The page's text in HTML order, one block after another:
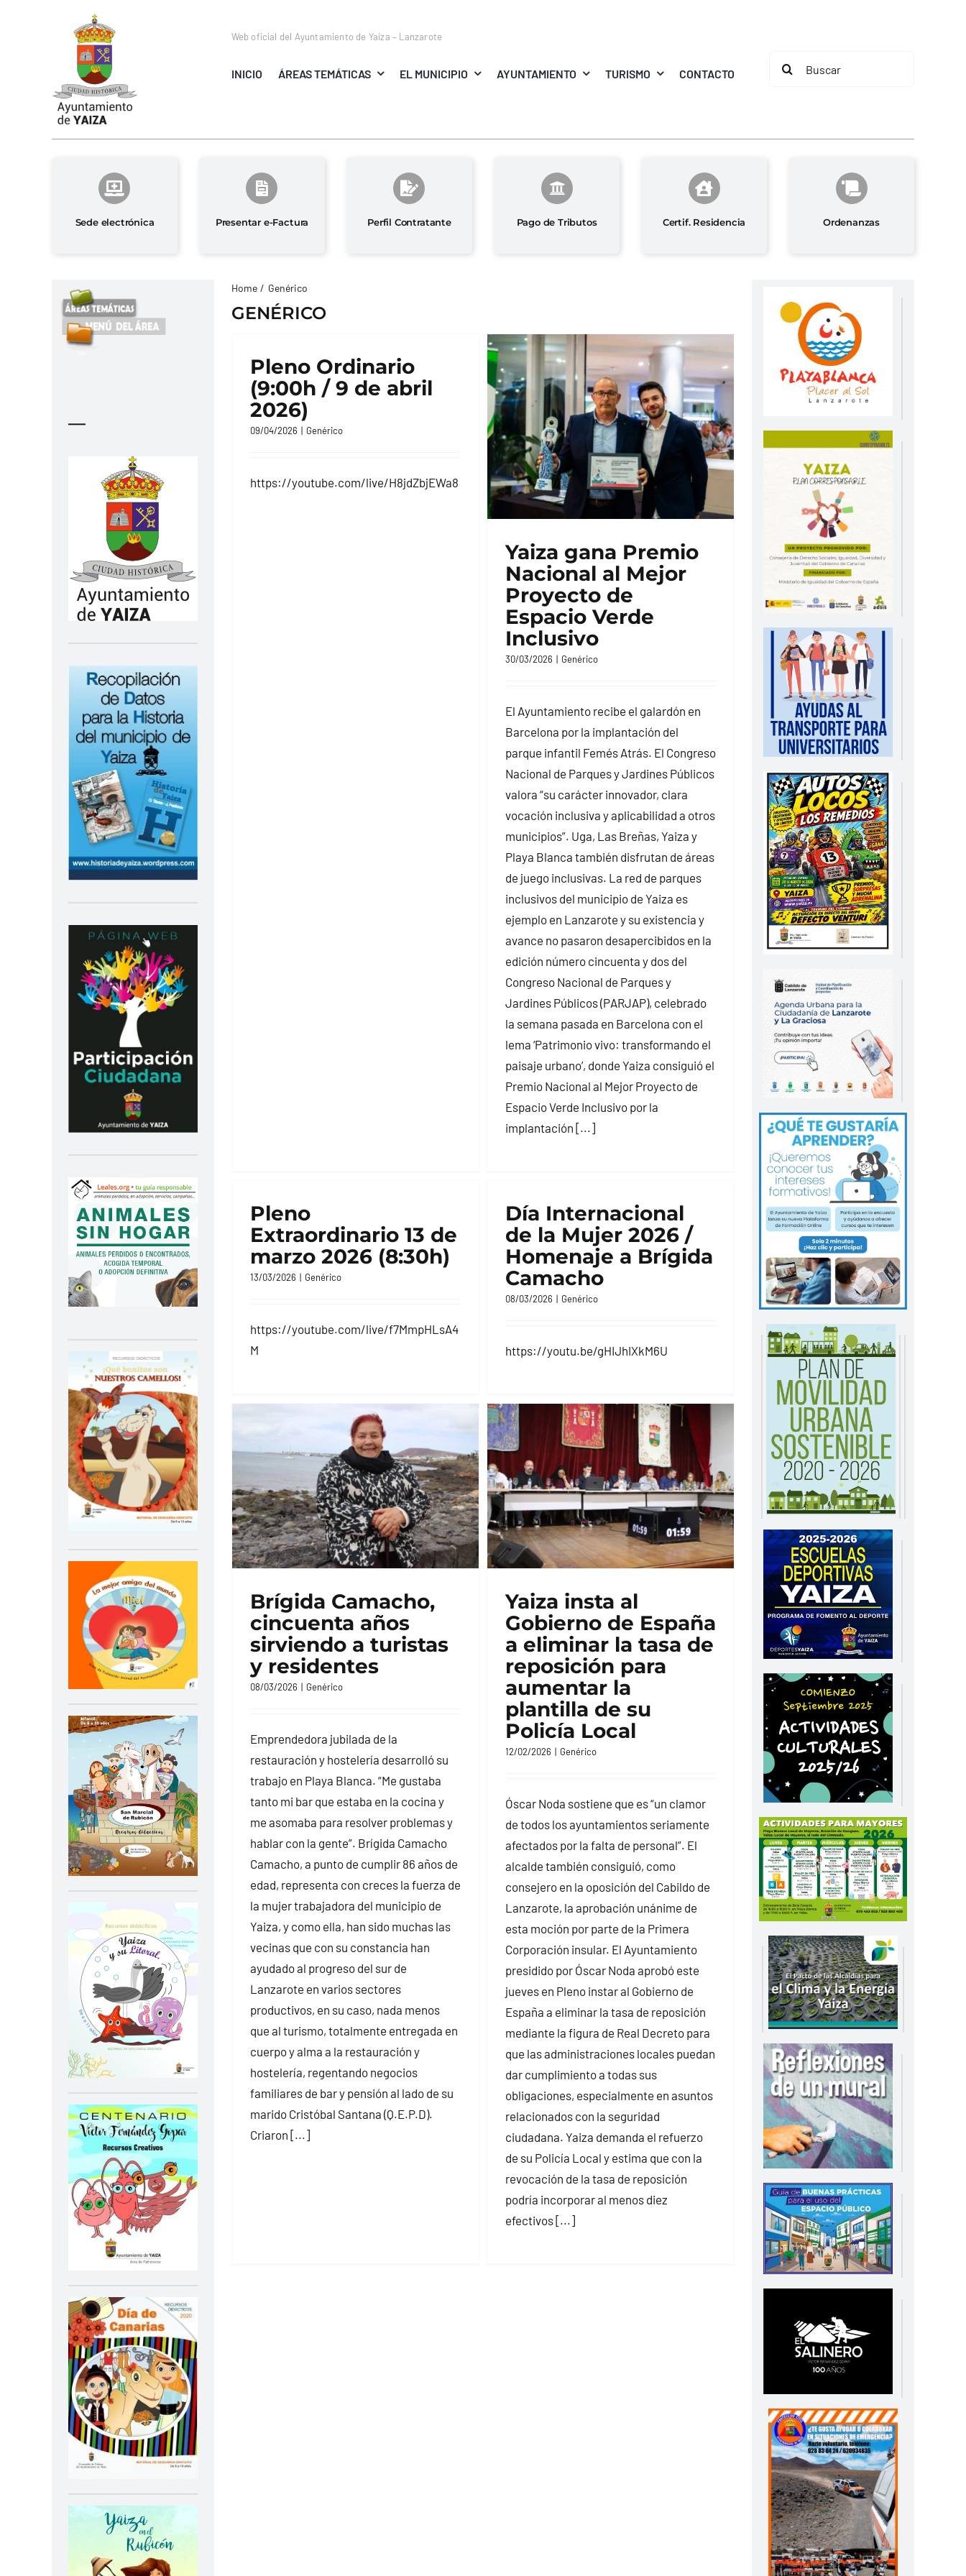
Web oficial del Ayuntamiento de Yaiza – Lanzarote
INICIO ÁREAS TEMÁTICAS EL MUNICIPIO AYUNTAMIENTO TURISMO CONTACTO
Buscar:
Sede electrónica Presentar e-Factura Perfil Contratante Pago de Tributos Certif. Residencia Ordenanzas
—
Home Genérico
GENÉRICO
Pleno Ordinario
(9:00h / 9 de abril
2026)
09/04/2026 | Genérico
https://youtube.com/live/H8jdZbjEWa8
Yaiza gana Premio
Nacional al Mejor
Proyecto de
Espacio Verde
Inclusivo
30/03/2026 | Genérico
El Ayuntamiento recibe el galardón en
Barcelona por la implantación del
parque infantil Femés Atrás. El Congreso
Nacional de Parques y Jardines Públicos
valora “su carácter innovador, clara
vocación inclusiva y aplicabilidad a otros
municipios”. Uga, Las Breñas, Yaiza y
Playa Blanca también disfrutan de áreas
de juego inclusivas. La red de parques
inclusivos del municipio de Yaiza es
ejemplo en Lanzarote y su existencia y
avance no pasaron desapercibidos en la
edición número cincuenta y dos del
Congreso Nacional de Parques y
Jardines Públicos (PARJAP), celebrado
la semana pasada en Barcelona con el
lema ‘Patrimonio vivo: transformando el
paisaje urbano’, donde Yaiza consiguió el
Premio Nacional al Mejor Proyecto de
Espacio Verde Inclusivo por la
implantación [...]
Pleno
Extraordinario 13 de
marzo 2026 (8:30h)
13/03/2026 | Genérico
https://youtube.com/live/f7MmpHLsA4
M
Día Internacional
de la Mujer 2026 /
Homenaje a Brígida
Camacho
08/03/2026 | Genérico
https://youtu.be/gHIJhIXkM6U
Brígida Camacho,
cincuenta años
sirviendo a turistas
y residentes
08/03/2026 | Genérico
Emprendedora jubilada de la
restauración y hostelería desarrolló su
trabajo en Playa Blanca. “Me gustaba
tanto mi bar que estaba en la cocina y
me asomaba para resolver problemas y
hablar con la gente”. Brígida Camacho
Camacho, a punto de cumplir 86 años de
edad, representa con creces la fuerza de
la mujer trabajadora del municipio de
Yaiza, y como ella, han sido muchas las
vecinas que con su constancia han
ayudado al progreso del sur de
Lanzarote en varios sectores
productivos, en su caso, nada menos
que al turismo, totalmente entregada en
cuerpo y alma a la restauración y
hostelería, regentando negocios
familiares de bar y pensión al lado de su
marido Cristóbal Santana (Q.E.P.D).
Criaron [...]
Yaiza insta al
Gobierno de España
a eliminar la tasa de
reposición para
aumentar la
plantilla de su
Policía Local
12/02/2026 | Genérico
Óscar Noda sostiene que es “un clamor
de todos los ayuntamientos seriamente
afectados por la falta de personal”. El
alcalde también consiguió, como
consejero en la oposición del Cabildo de
Lanzarote, la aprobación unánime de
esta moción por parte de la Primera
Corporación insular. El Ayuntamiento
presidido por Óscar Noda aprobó este
jueves en Pleno instar al Gobierno de
España a eliminar la tasa de reposición
mediante la figura de Real Decreto para
que las administraciones locales puedan
dar cumplimiento a todas sus
obligaciones, especialmente en asuntos
relacionados con la seguridad
ciudadana. Yaiza demanda el refuerzo
de su Policía Local y estima que con la
revocación de la tasa de reposición
podría incorporar al menos diez
efectivos [...]